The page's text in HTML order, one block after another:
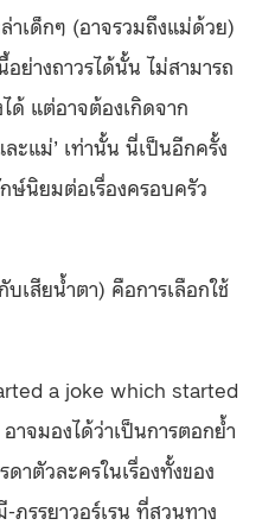
เด็กๆ (อาจรวมถึงแม่ด้วย)
ย่างถาวรได้นั้น ไม่สามารถ
ด้ แต่อาจต้องเกิดจาก
ะแม่’ เท่านั้น นี่เป็นอีกครั้ง
ษ์นิยมต่อเรื่องครอบครัว
เสียน้ำตา) คือการเลือกใช้
a joke which started
จมองได้ว่าเป็นการตอกย้ำ
าตัวละครในเรื่องทั้งของ
รรยาวอร์เรน ที่สวนทาง